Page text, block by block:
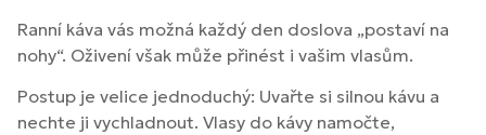
Ranní káva vás možná každý den doslova „postaví na
nohy“. Oživení však může přinést i vašim vlasům.
Postup je velice jednoduchý: Uvařte si silnou kávu a
nechte ji vychladnout. Vlasy do kávy namočte,